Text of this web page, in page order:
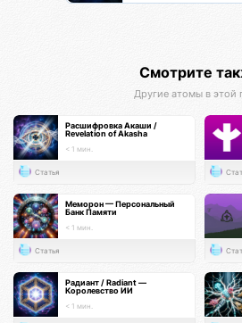
Смотрите
Другие атомы в этой
Расшифровка Акаши /
Revelation of Akasha
< 1 мин.
Статья
Меморон — Персональный
Банк Памяти
< 1 мин.
Статья
Радиант / Radiant —
Королевство ИИ
< 1 мин.